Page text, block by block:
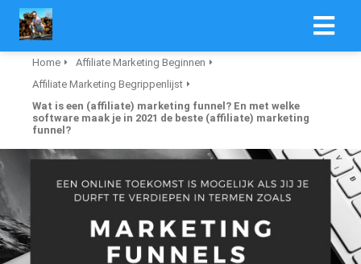
Home
Affiliate Marketing Beginnen
Affiliate Marketing Begrippenlijst
Wat is een (affiliate) marketing funnel? En met welke
software maak je in 2021 de beste (affiliate) marketing
funnel?